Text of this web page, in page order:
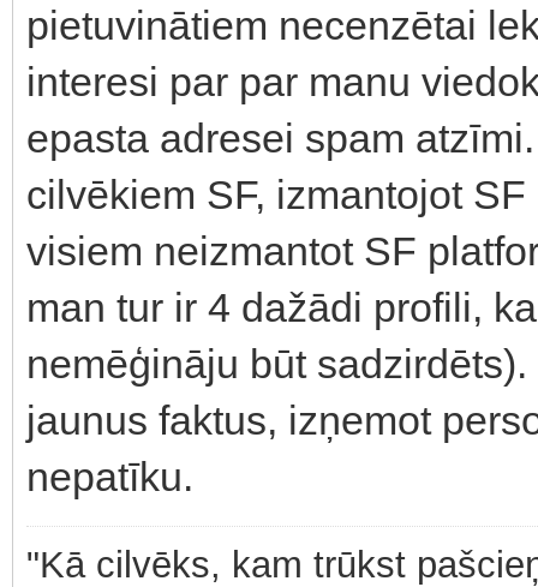
pietuvinātiem necenzētai
interesi par par manu
epasta adresei spam
cilvēkiem SF, izmantojot
visiem neizmantot SF
man tur ir 4 dažādi profili,
nemēģināju būt
jaunus faktus, izņemot
nepatīku.
"Kā cilvēks, kam trūkst